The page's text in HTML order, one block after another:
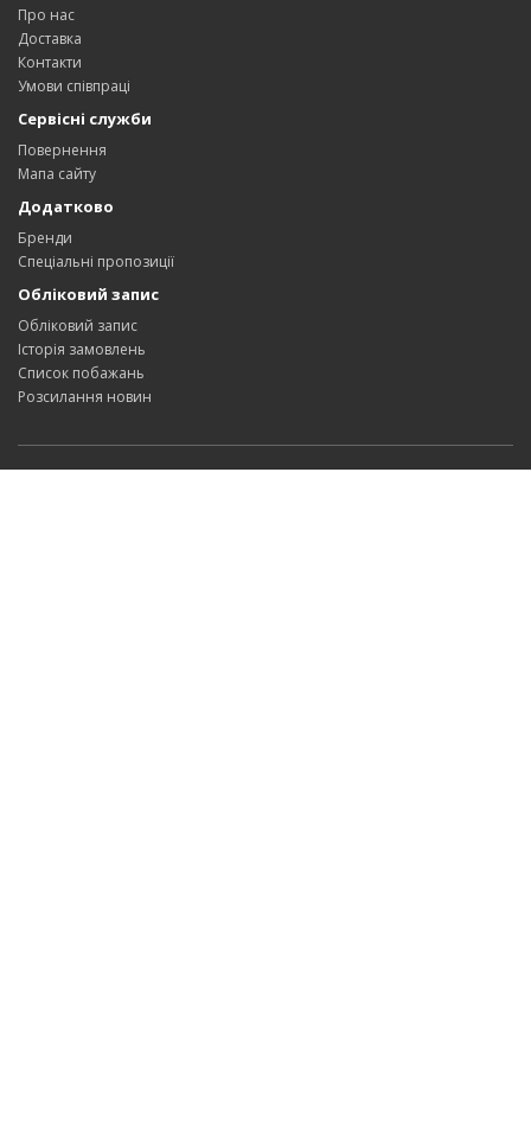
Про нас
Доставка
Контакти
Умови співпраці
Сервісні служби
Повернення
Мапа сайту
Додатково
Бренди
Спеціальні пропозиції
Обліковий запис
Обліковий запис
Історія замовлень
Список побажань
Розсилання новин